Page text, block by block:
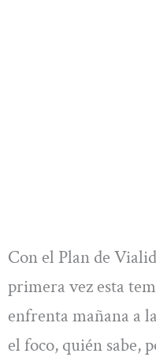
Con el Plan de
primera vez esta
enfrenta mañana a
el foco, quién sabe,